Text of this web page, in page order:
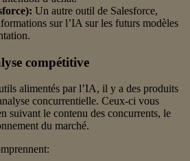
Un autre outil de Salesforce,
sur l’IA sur les futurs modèles
compétitive
alimentés par l’IA, il y a des produits
concurrentielle. Ceux-ci vous
suivant le contenu des concurrents, le
du marché.